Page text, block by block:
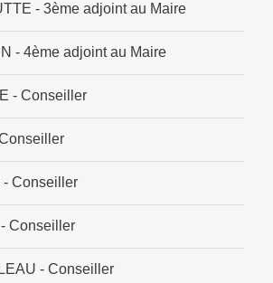
- 3ème adjoint au Maire
- 4ème adjoint au Maire
- Conseiller
- Conseiller
Conseiller
- Conseiller